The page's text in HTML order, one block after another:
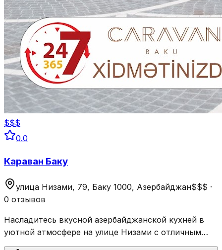
$$$
0.0
Караван Баку
улица Низами, 79, Баку 1000, Азербайджан$$$ ·
0 отзывов
Насладитесь вкусной азербайджанской кухней в
уютной атмосфере на улице Низами с отличным
сервисом, широкий выбор кальянов и поздним